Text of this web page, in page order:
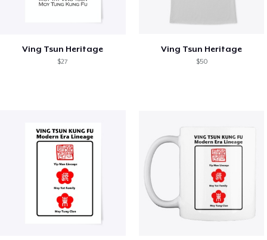
Ving Tsun Heritage
$27
Ving Tsun Heritage
$50